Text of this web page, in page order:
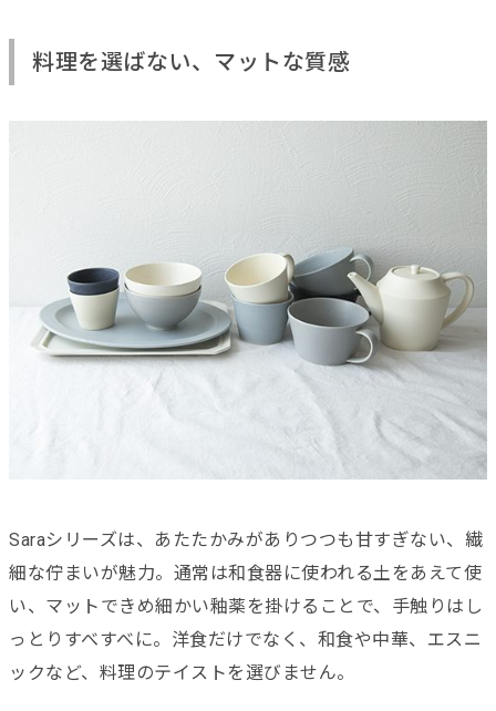
料理を選ばない、マットな質感
Saraシリーズは、あたたかみがありつつも甘すぎない、繊
細な佇まいが魅力。通常は和食器に使われる土をあえて使
い、マットできめ細かい釉薬を掛けることで、手触りはし
っとりすべすべに。洋食だけでなく、和食や中華、エスニ
ックなど、料理のテイストを選びません。